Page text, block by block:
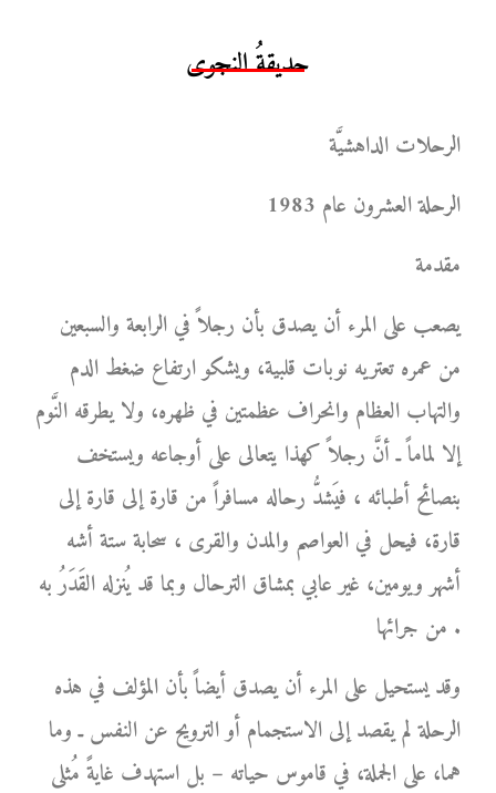
حديقةُ النجوى
الرحلات الداهشيَّة
الرحلة العشرون عام 1983
مقدمة
يصعب على المرء أن يصدق بأن رجلاً في الرابعة والسبعين
من عمره تعتريه نوبات قلبية، ويشكو ارتفاع ضغط الدم
والتهاب العظام وانحراف عظمتين في ظهره، ولا يطرقه النَّوم
إلا لماماً ـ أنَّ رجلاً كهذا يتعالى على أوجاعه ويستخف
بنصائح أطبائه ، فيَشدُّ رحاله مسافراً من قارة إلى قارة إلى
قارة، فيحل في العواصم والمدن والقرى ، سحابة ستة أشه
أشهر ويومين، غير عابي بمشاق الترحال وبما قد يُنزله القَدَرُ به
من جرائها .
وقد يستحيل على المرء أن يصدق أيضاً بأن المؤلف في هذه
الرحلة لم يقصد إلى الاستجمام أو الترويح عن النفس ـ وما
هما، على الجملة، في قاموس حياته – بل استهدف غايةً مُثلى